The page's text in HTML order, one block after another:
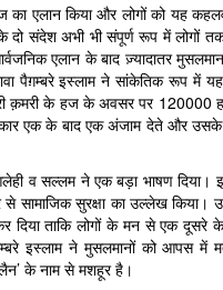
का एलान किया और लोगों को यह
दो संदेश अभी भी संपूर्ण रूप में लोगों
एलान के बाद ज़्यादातर
इस्लाम ने सांकेतिक रूप में यह
क़मरी के हज के अवसर पर 120000
एक के बाद एक अंजाम देते और उसके
व सल्लम ने एक बड़ा भाषण दिया।
सुरक्षा का उल्लेख किया।
दिया ताकि लोगों के मन से एक दूसरे
इस्लाम ने मुसलमानों को आपस
के नाम से मशहूर है।